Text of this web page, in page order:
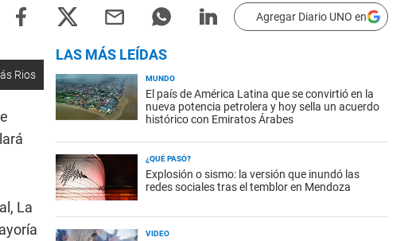
Agregar Diario UNO en
Rios
La
LAS MÁS LEÍDAS
MUNDO
El país de América Latina que se convirtió en la
nueva potencia petrolera y hoy sella un acuerdo
histórico con Emiratos Árabes
¿QUÉ PASÓ?
Explosión o sismo: la versión que inundó las
redes sociales tras el temblor en Mendoza
VIDEO